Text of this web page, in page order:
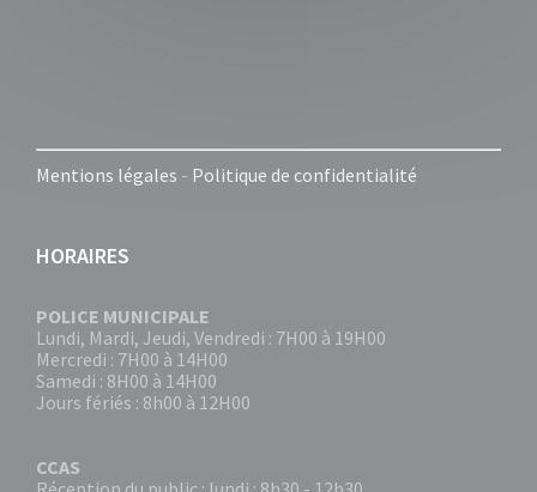
Mentions légales - Politique de confidentialité
HORAIRES
POLICE MUNICIPALE
Lundi, Mardi, Jeudi, Vendredi : 7H00 à 19H00
Mercredi : 7H00 à 14H00
Samedi : 8H00 à 14H00
Jours fériés : 8h00 à 12H00
CCAS